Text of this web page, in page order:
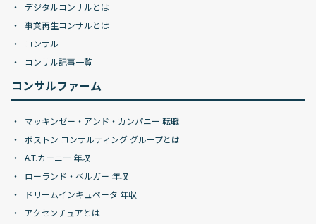
デジタルコンサルとは
事業再生コンサルとは
コンサル
コンサル記事一覧
コンサルファーム
マッキンゼー・アンド・カンパニー 転職
ボストン コンサルティング グループとは
A.T.カーニー 年収
ローランド・ベルガー 年収
ドリームインキュベータ 年収
アクセンチュアとは